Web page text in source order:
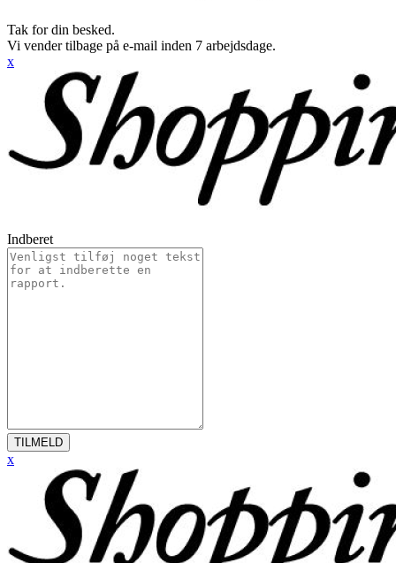
Tak for din besked.
Vi vender tilbage på e-mail inden 7 arbejdsdage.
x
Indberet
TILMELD
x